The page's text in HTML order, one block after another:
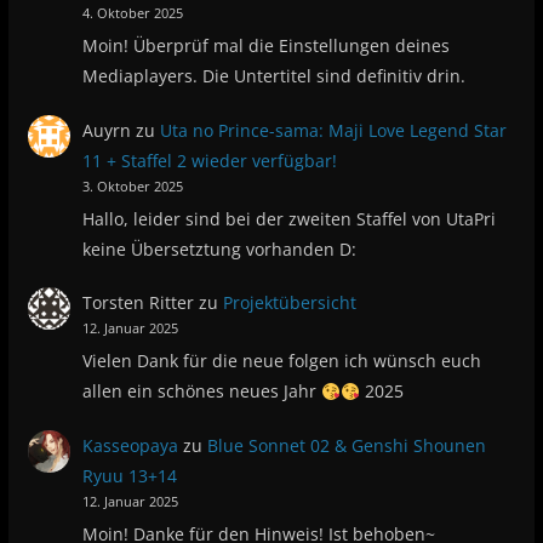
4. Oktober 2025
Moin! Überprüf mal die Einstellungen deines
Mediaplayers. Die Untertitel sind definitiv drin.
Auyrn zu Uta no Prince-sama: Maji Love Legend Star
11 + Staffel 2 wieder verfügbar!
3. Oktober 2025
Hallo, leider sind bei der zweiten Staffel von UtaPri
keine Übersetztung vorhanden D:
Torsten Ritter zu Projektübersicht
12. Januar 2025
Vielen Dank für die neue folgen ich wünsch euch
allen ein schönes neues Jahr
2025
Kasseopaya zu Blue Sonnet 02 & Genshi Shounen
Ryuu 13+14
12. Januar 2025
Moin! Danke für den Hinweis! Ist behoben~